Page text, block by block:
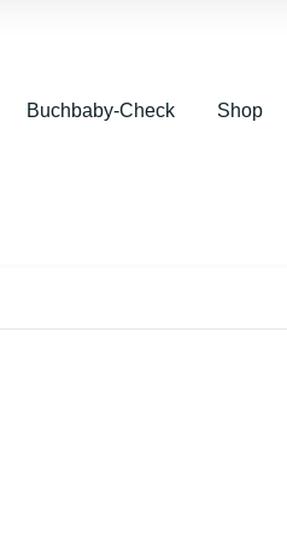
Buchbaby-Check Shop